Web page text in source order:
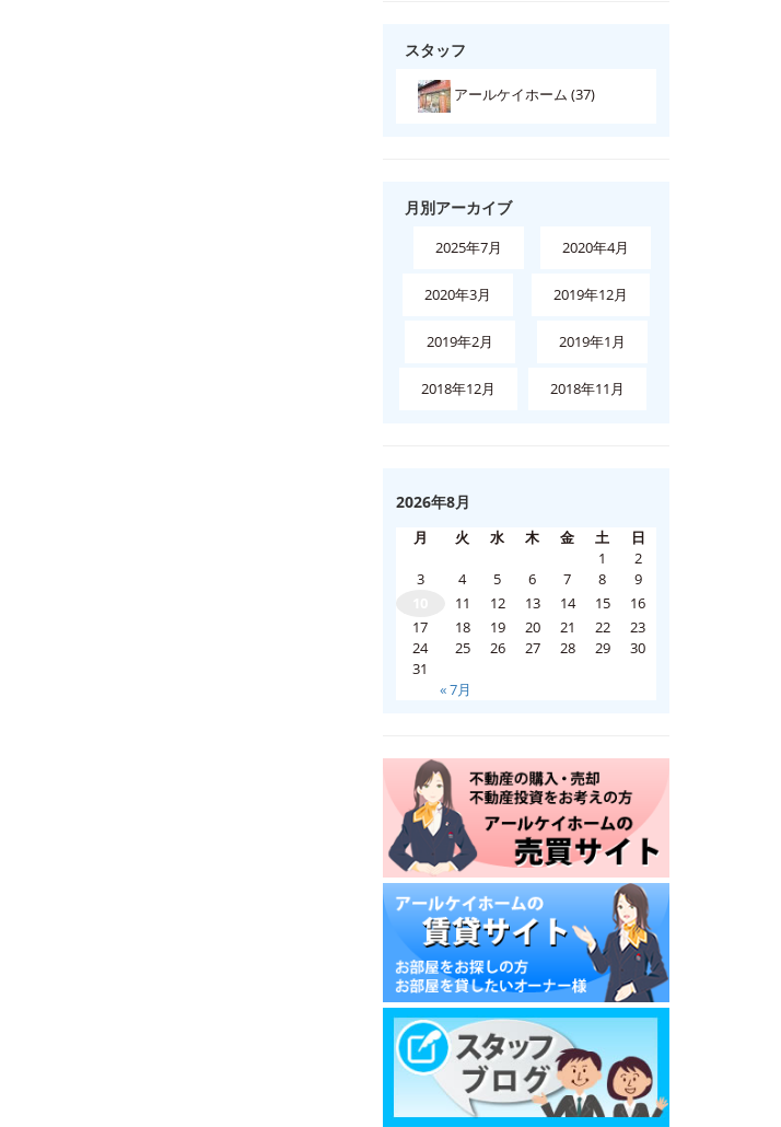
スタッフ
アールケイホーム (37)
月別アーカイブ
2025年7月 2020年4月
2020年3月 2019年12月
2019年2月 2019年1月
2018年12月 2018年11月
2026年8月
月 火 水 木 金 土 日
« 7月
1
2
3
4 5 6 7 8
9
11 12 13 14 15
16
17
18 19 20 21 22
23
24
25 26 27 28 29
30
31